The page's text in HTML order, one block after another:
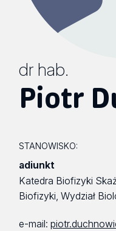
dr hab.
Piotr
STANOWISKO:
adiunkt
Katedra Biofizyki
Biofizyki, Wydział
e-mail: